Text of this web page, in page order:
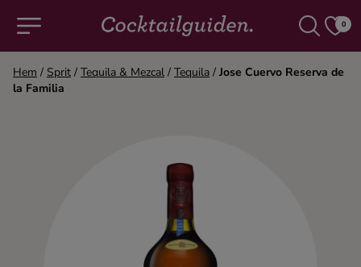
0
COCKTAILS & DRINKAR
Hem / Sprit / Tequila & Mezcal / Tequila / Jose Cuervo Reserva de
la Familia